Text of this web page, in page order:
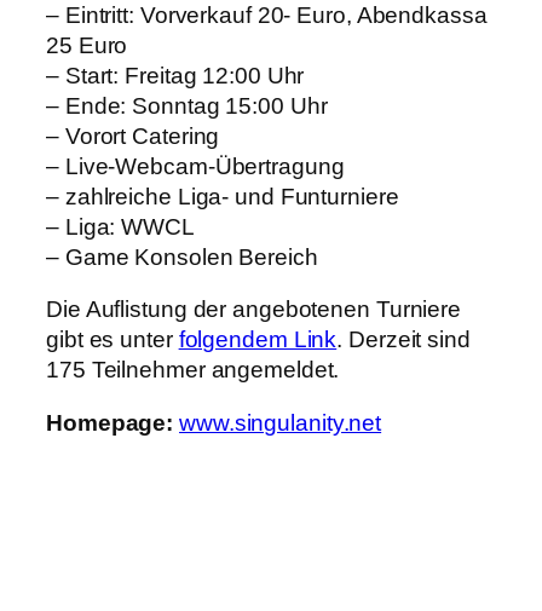
– Eintritt: Vorverkauf 20- Euro, Abendkassa
25 Euro
– Start: Freitag 12:00 Uhr
– Ende: Sonntag 15:00 Uhr
– Vorort Catering
– Live-Webcam-Übertragung
– zahlreiche Liga- und Funturniere
– Liga: WWCL
– Game Konsolen Bereich
Die Auflistung der angebotenen Turniere
gibt es unter folgendem Link. Derzeit sind
175 Teilnehmer angemeldet.
Homepage: www.singulanity.net